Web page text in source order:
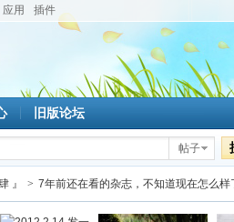
应用 插件
旧版论坛
帖子
』 > 7年前还在看的杂志，不知道现在怎么样